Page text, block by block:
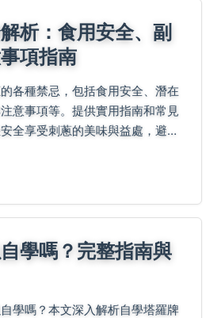
析：食用安全、副
項指南
各種禁忌，包括食用安全、潛在
意事項等。提供實用指南和常見
全享受刺蔥的美味與益處，避免
學嗎？完整指南與
學嗎？本文深入解析自學塔羅牌